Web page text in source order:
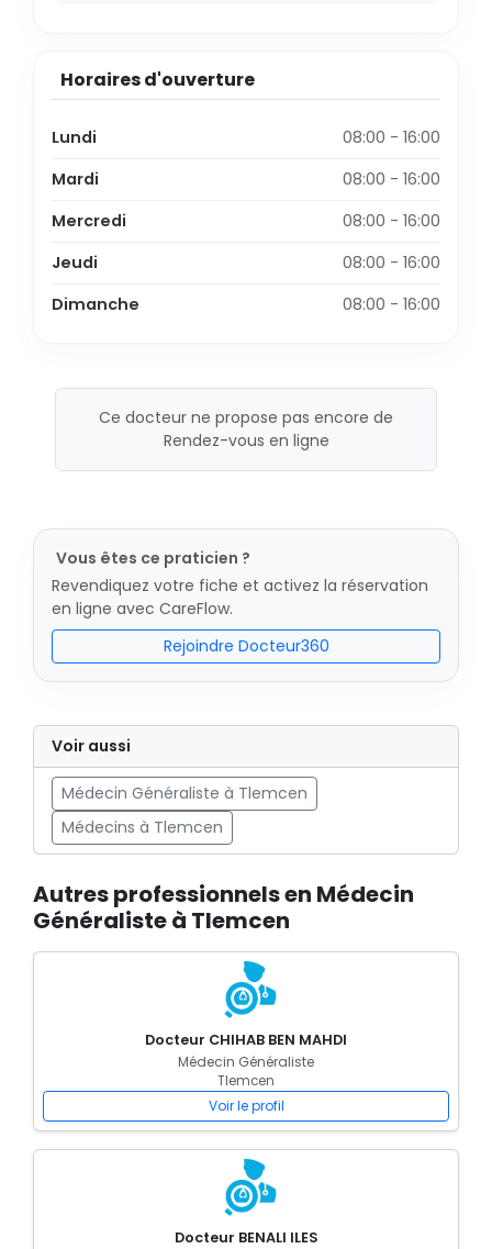
Horaires d'ouverture
Lundi
08:00 - 16:00
Mardi
08:00 - 16:00
Mercredi
08:00 - 16:00
Jeudi
08:00 - 16:00
Dimanche
08:00 - 16:00
Ce docteur ne propose pas encore de
Rendez-vous en ligne
Vous êtes ce praticien ?
Revendiquez votre fiche et activez la réservation
en ligne avec CareFlow.
Rejoindre Docteur360
Voir aussi
Médecin Généraliste à Tlemcen
Médecins à Tlemcen
Autres professionnels en Médecin
Généraliste à Tlemcen
Docteur CHIHAB BEN MAHDI
Médecin Généraliste
Tlemcen
Voir le profil
Docteur BENALI ILES